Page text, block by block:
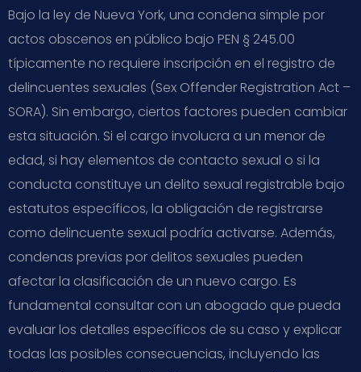
Bajo la ley de Nueva York, una condena simple por
actos obscenos en público bajo PEN § 245.00
típicamente no requiere inscripción en el registro de
delincuentes sexuales (Sex Offender Registration Act –
SORA). Sin embargo, ciertos factores pueden cambiar
esta situación. Si el cargo involucra a un menor de
edad, si hay elementos de contacto sexual o si la
conducta constituye un delito sexual registrable bajo
estatutos específicos, la obligación de registrarse
como delincuente sexual podría activarse. Además,
condenas previas por delitos sexuales pueden
afectar la clasificación de un nuevo cargo. Es
fundamental consultar con un abogado que pueda
evaluar los detalles específicos de su caso y explicar
todas las posibles consecuencias, incluyendo las